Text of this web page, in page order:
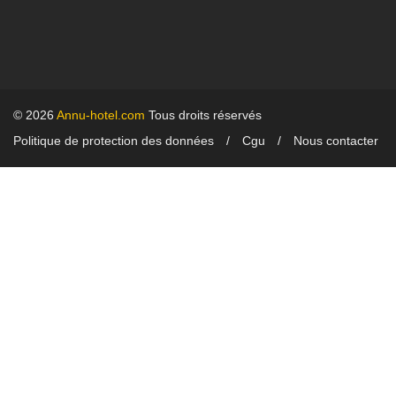
© 2026 Annu-hotel.com Tous droits réservés
Politique de protection des données
Cgu Nous contacter